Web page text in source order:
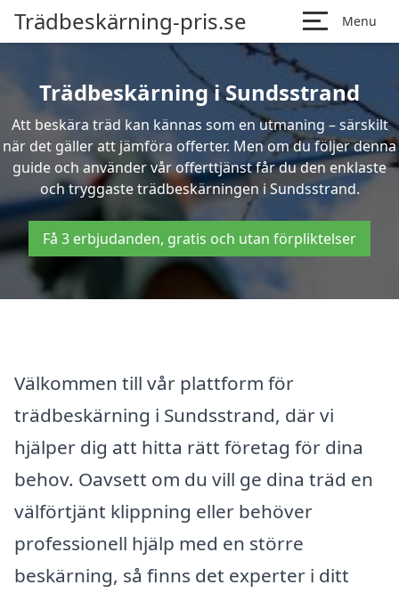
Trädbeskärning-pris.se Menu
Trädbeskärning i Sundsstrand
Att beskära träd kan kännas som en utmaning – särskilt
när det gäller att jämföra offerter. Men om du följer denna
guide och använder vår offerttjänst får du den enklaste
och tryggaste trädbeskärningen i Sundsstrand.
Få 3 erbjudanden, gratis och utan förpliktelser
Välkommen till vår plattform för
trädbeskärning i Sundsstrand, där vi
hjälper dig att hitta rätt företag för dina
behov. Oavsett om du vill ge dina träd en
välförtjänt klippning eller behöver
professionell hjälp med en större
beskärning, så finns det experter i ditt